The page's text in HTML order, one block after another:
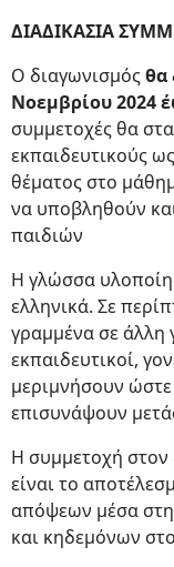
ΔΙΑΔΙΚΑΣΙΑ
Ο διαγωνισμόςθα
Νοεμβρίου 2024
συμμετοχές θα
εκπαιδευτικούς
θέματος στο
να υποβληθούν
παιδιών
Η γλώσσα
ελληνικά. Σε
γραμμένα σε άλλη
εκπαιδευτικοί,
μεριμνήσουν
επισυνάψουν
Η συμμετοχή στον
είναι το
απόψεων μέσα
και κηδεμόνων